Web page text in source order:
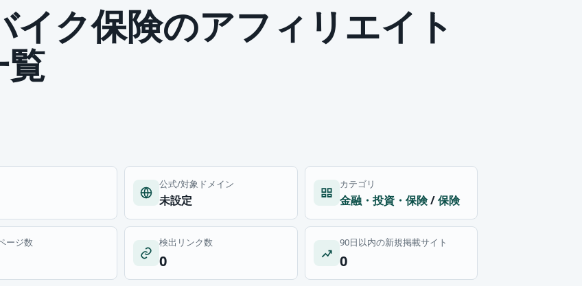
イク保険のアフィリエイト
覧
公式/対象ドメイン
未設定
カテゴリ
金融・投資・保険 /保険
ージ数 検出リンク数
0
90日以内の新規掲載サイト
0